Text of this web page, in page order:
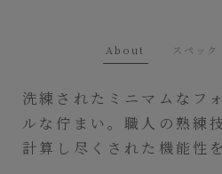
About スペック
洗練されたミニマムなフ
ルな佇まい。職人の熟練
計算し尽くされた機能性を